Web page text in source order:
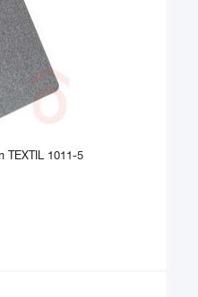
TEXTIL 1011-5